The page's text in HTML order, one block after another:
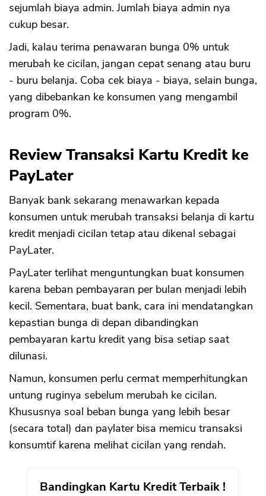
sejumlah biaya admin. Jumlah biaya admin nya
cukup besar.
Jadi, kalau terima penawaran bunga 0% untuk
merubah ke cicilan, jangan cepat senang atau buru
- buru belanja. Coba cek biaya - biaya, selain bunga,
yang dibebankan ke konsumen yang mengambil
program 0%.
Review Transaksi Kartu Kredit ke
PayLater
Banyak bank sekarang menawarkan kepada
konsumen untuk merubah transaksi belanja di kartu
kredit menjadi cicilan tetap atau dikenal sebagai
PayLater.
PayLater terlihat menguntungkan buat konsumen
karena beban pembayaran per bulan menjadi lebih
kecil. Sementara, buat bank, cara ini mendatangkan
kepastian bunga di depan dibandingkan
pembayaran kartu kredit yang bisa setiap saat
dilunasi.
Namun, konsumen perlu cermat memperhitungkan
untung ruginya sebelum merubah ke cicilan.
Khususnya soal beban bunga yang lebih besar
(secara total) dan paylater bisa memicu transaksi
konsumtif karena melihat cicilan yang rendah.
Bandingkan Kartu Kredit Terbaik !